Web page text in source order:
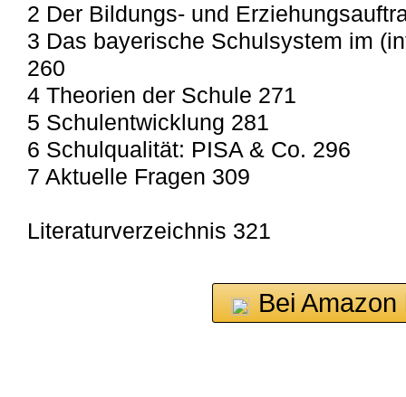
2 Der Bildungs- und
3 Das bayerische Schulsystem im
260
4 Theorien der Schule 271
5 Schulentwicklung 281
6 Schulqualität: PISA & Co. 296
7 Aktuelle Fragen 309
Literaturverzeichnis 321
Bei Amazon